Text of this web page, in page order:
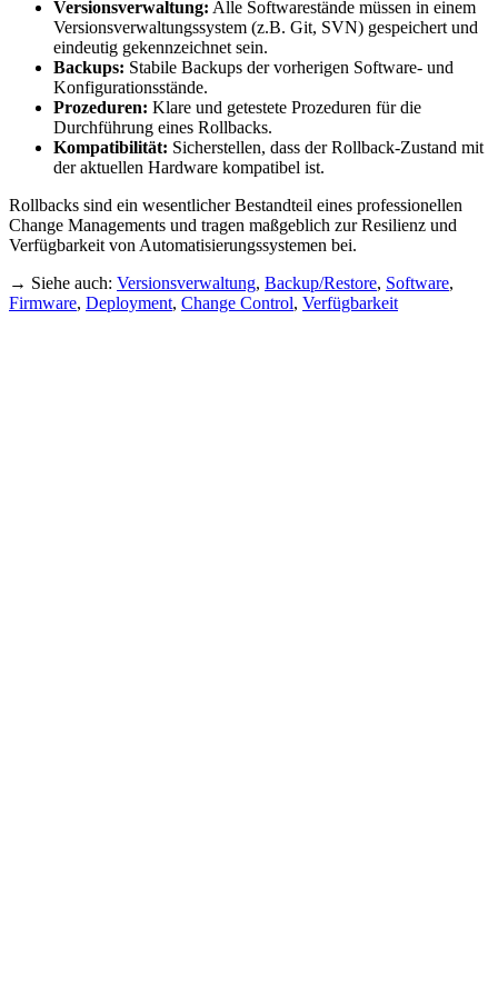
Versionsverwaltung: Alle Softwarestände müssen in einem
Versionsverwaltungssystem (z.B. Git, SVN) gespeichert und
eindeutig gekennzeichnet sein.
Backups: Stabile Backups der vorherigen Software- und
Konfigurationsstände.
Prozeduren: Klare und getestete Prozeduren für die
Durchführung eines Rollbacks.
Kompatibilität: Sicherstellen, dass der Rollback-Zustand mit
der aktuellen Hardware kompatibel ist.
Rollbacks sind ein wesentlicher Bestandteil eines professionellen
Change Managements und tragen maßgeblich zur Resilienz und
Verfügbarkeit von Automatisierungssystemen bei.
→ Siehe auch: Versionsverwaltung, Backup/Restore, Software,
Firmware, Deployment, Change Control, Verfügbarkeit